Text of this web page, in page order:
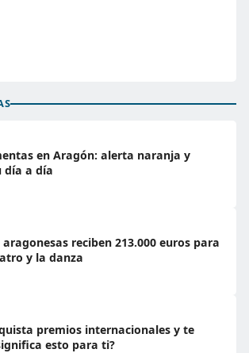
en Aragón: alerta naranja y
día a día
reciben 213.000 euros para
y la danza
premios internacionales y te
esto para ti?